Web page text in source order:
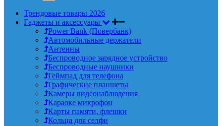
Трендовые товары 2026
Гаджеты и аксессуары
Power Bank (Повербанк)
Автомобильные держатели
Антенны
Беспроводное зарядное устройство
Беспроводные наушники
Геймпад для телефона
Графические планшеты
Камеры видеонаблюдения
Караоке микрофон
Карты памяти, флешки
Кольца для селфи